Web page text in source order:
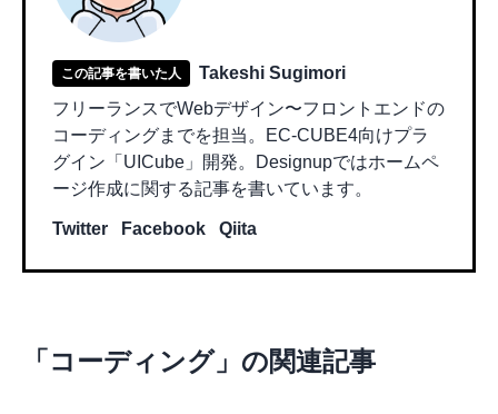
この記事を書いた人
Takeshi Sugimori
フリーランスでWebデザイン〜フロントエンドの
コーディングまでを担当。EC-CUBE4向けプラ
グイン「UICube」開発。Designupではホームペ
ージ作成に関する記事を書いています。
Twitter Facebook Qiita
「 コーディング」の関連記事